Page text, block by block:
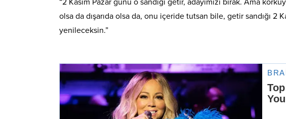
olsa da dışarıda olsa da, onu içeride tutsan bile, getir sandığı 2
yenileceksin.”